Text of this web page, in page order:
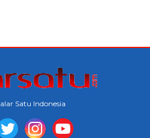
Satu Indonesia